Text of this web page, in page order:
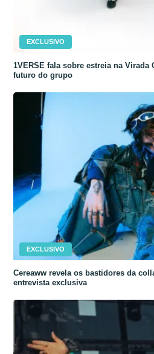
EXCLUSIVO
1VERSE fala sobre estreia na
futuro do grupo
EXCLUSIVO
Cereaww revela os bastidores da
entrevista exclusiva